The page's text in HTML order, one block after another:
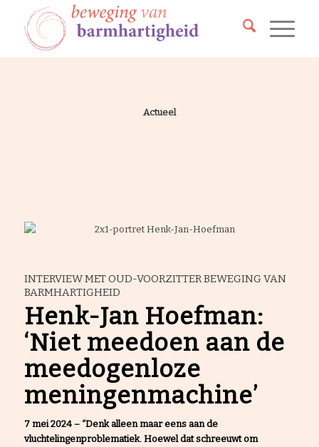
Actueel
INTERVIEW MET OUD-VOORZITTER BEWEGING VAN
BARMHARTIGHEID
Henk-Jan Hoefman:
‘Niet meedoen aan de
meedogenloze
meningenmachine’
7 mei 2024 – “Denk alleen maar eens aan de
vluchtelingenproblematiek. Hoewel dat schreeuwt om